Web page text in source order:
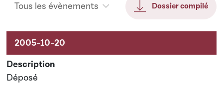
Tous les évènements Dossier compilé
Activités liées au dossier
Déposé